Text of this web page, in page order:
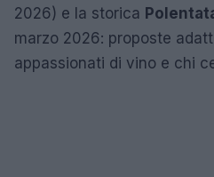
2026) e la storica
marzo 2026: proposte
appassionati di vino e chi